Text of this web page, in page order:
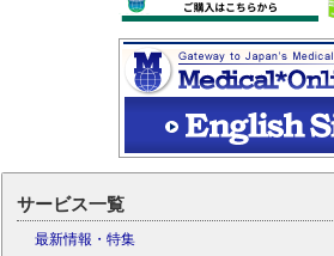
サービス一覧
最新情報・特集